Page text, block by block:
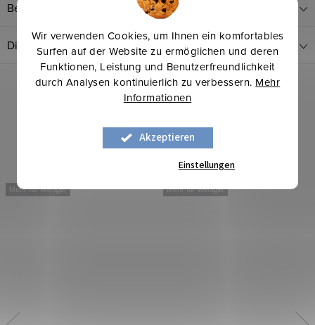
Wir verwenden Cookies, um Ihnen ein komfortables
Surfen auf der Website zu ermöglichen und deren
Funktionen, Leistung und Benutzerfreundlichkeit
durch Analysen kontinuierlich zu verbessern. Mehr
Informationen
Akzeptieren
Einstellungen
Bewertung (1)
Diskussion
Mehr für weniger Mehr für weniger